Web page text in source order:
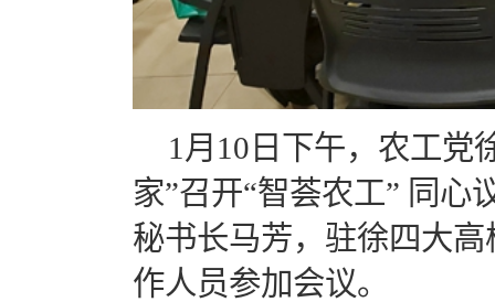
1月10日下午，农工党
家”召开“智荟农工” 同心
秘书长马芳，驻徐四大
作人员参加会议。